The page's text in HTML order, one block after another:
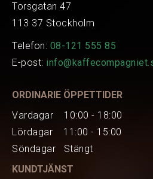
Torsgatan 47
113 37 Stockholm
Telefon: 08-121 555 85
E-post:
ORDINARIE ÖPPETTIDER
Vardagar 10:00 - 18:00
Lördagar 11:00 - 15:00
Söndagar Stängt
KUNDTJÄNST